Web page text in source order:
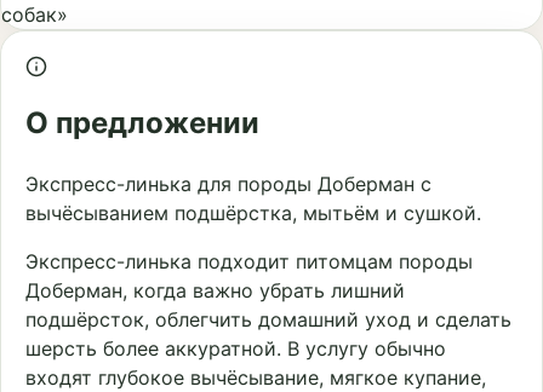
собак»
О предложении
Экспресс-линька для породы Доберман с
вычёсыванием подшёрстка, мытьём и сушкой.
Экспресс-линька подходит питомцам породы
Доберман, когда важно убрать лишний
подшёрсток, облегчить домашний уход и сделать
шерсть более аккуратной. В услугу обычно
входят глубокое вычёсывание, мягкое купание,